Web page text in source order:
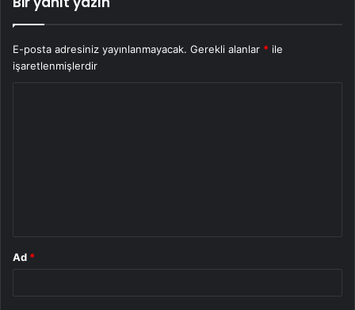
E-posta adresiniz yayınlanmayacak. Gerekli alanlar * ile
işaretlenmişlerdir
Ad *